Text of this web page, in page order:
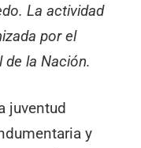
La actividad
por el
la Nación.
juventud
y